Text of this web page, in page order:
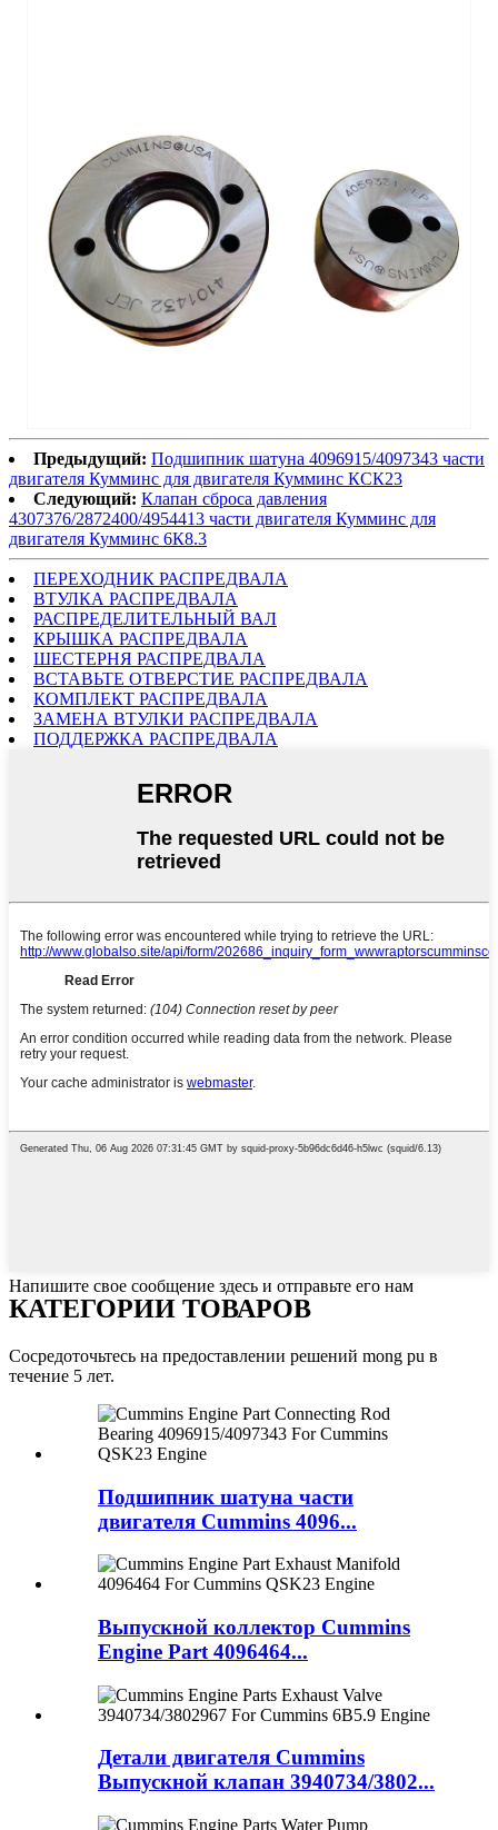
Предыдущий: Подшипник шатуна 4096915/4097343 части
двигателя Кумминс для двигателя Кумминс КСК23
Следующий: Клапан сброса давления
4307376/2872400/4954413 части двигателя Кумминс для
двигателя Кумминс 6К8.3
ПЕРЕХОДНИК РАСПРЕДВАЛА
ВТУЛКА РАСПРЕДВАЛА
РАСПРЕДЕЛИТЕЛЬНЫЙ ВАЛ
КРЫШКА РАСПРЕДВАЛА
ШЕСТЕРНЯ РАСПРЕДВАЛА
ВСТАВЬТЕ ОТВЕРСТИЕ РАСПРЕДВАЛА
КОМПЛЕКТ РАСПРЕДВАЛА
ЗАМЕНА ВТУЛКИ РАСПРЕДВАЛА
ПОДДЕРЖКА РАСПРЕДВАЛА
Напишите свое сообщение здесь и отправьте его нам
КАТЕГОРИИ ТОВАРОВ
Сосредоточьтесь на предоставлении решений mong pu в
течение 5 лет.
Подшипник шатуна части
двигателя Cummins 4096...
Выпускной коллектор Cummins
Engine Part 4096464...
Детали двигателя Cummins
Выпускной клапан 3940734/3802...